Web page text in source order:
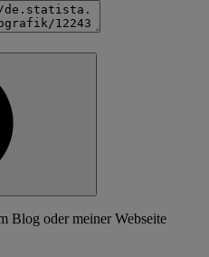
Blog oder meiner Webseite